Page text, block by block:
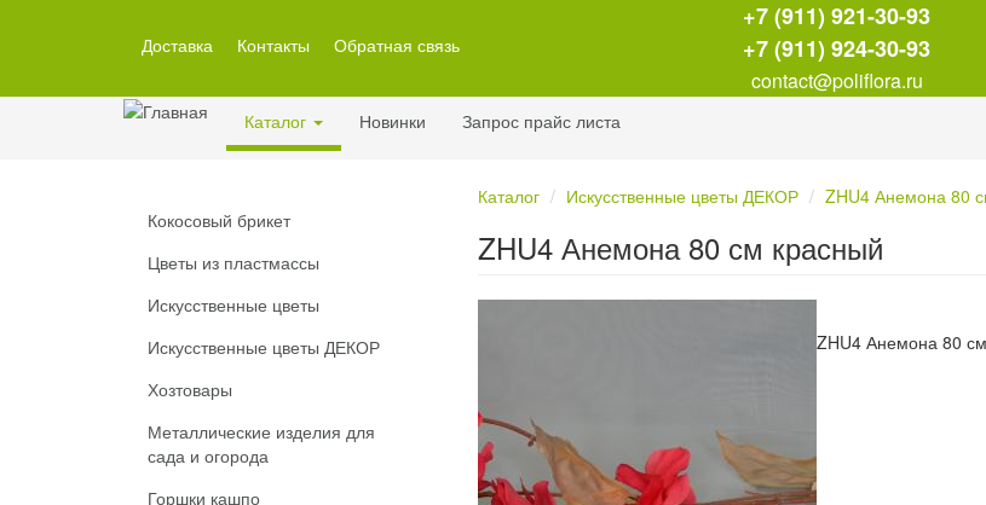
Доставка Контакты Обратная связь
+7 (911) 921-30-93
+7 (911) 924-30-93
contact@poliflora.ru
Каталог Новинки Запрос прайс листа
Кокосовый брикет
Цветы из пластмассы
Искусственные цветы
Искусственные цветы ДЕКОР
Хозтовары
Металлические изделия для
сада и огорода
Горшки кашпо
Каталог Искусственные цветы ДЕКОР ZHU4 Анемона 80
ZHU4 Анемона 80 см красный
ZHU4 Анемона 80